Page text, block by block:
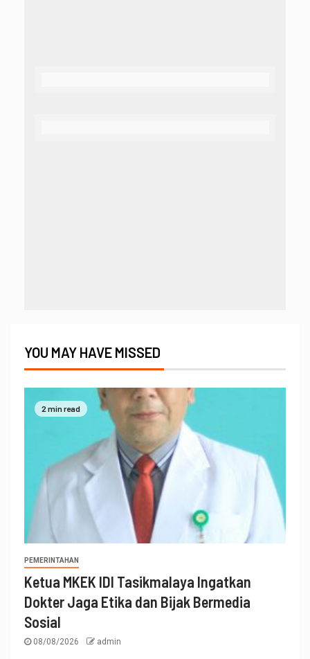
YOU MAY HAVE MISSED
2 min read
PEMERINTAHAN
Ketua MKEK IDI Tasikmalaya Ingatkan
Dokter Jaga Etika dan Bijak Bermedia
Sosial
08/08/2026 admin